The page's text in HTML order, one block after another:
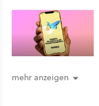
mehr anzeigen